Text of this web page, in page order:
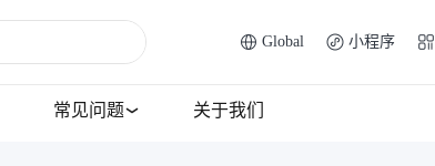
Global 小程序
常见问题 关于我们